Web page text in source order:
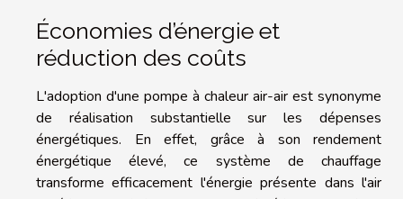
Économies d’énergie et
réduction des coûts
L'adoption d'une pompe à chaleur air-air est synonyme
de réalisation substantielle sur les dépenses
énergétiques. En effet, grâce à son rendement
énergétique élevé, ce système de chauffage
transforme efficacement l'énergie présente dans l'air